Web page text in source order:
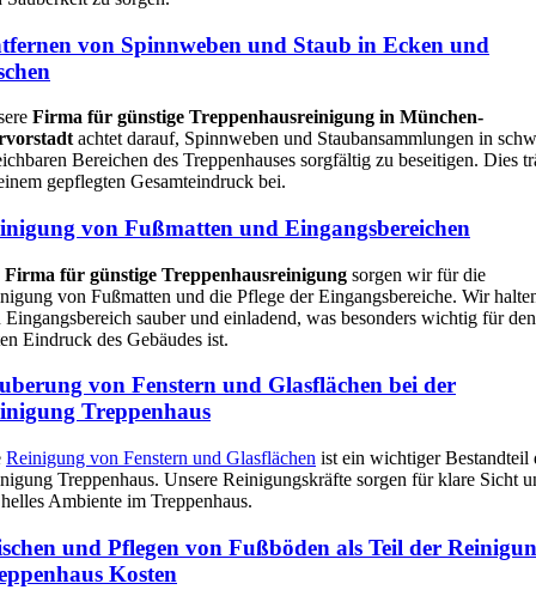
von Spinnweben und Staub in Ecken und
Firma für günstige Treppenhausreinigung in München-
achtet darauf, Spinnweben und Staubansammlungen in
Bereichen des Treppenhauses sorgfältig zu beseitigen. Dies
gepflegten Gesamteindruck bei.
von Fußmatten und Eingangsbereichen
Firma für günstige Treppenhausreinigung sorgen wir für die
von Fußmatten und die Pflege der Eingangsbereiche. Wir
Eingangsbereich sauber und einladend, was besonders wichtig für den
Eindruck des Gebäudes ist.
von Fenstern und Glasflächen bei der
Treppenhaus
Reinigung von Fenstern und Glasflächen ist ein wichtiger Bestandteil
Treppenhaus. Unsere Reinigungskräfte sorgen für klare Sicht
Ambiente im Treppenhaus.
und Pflegen von Fußböden als Teil der
Kosten